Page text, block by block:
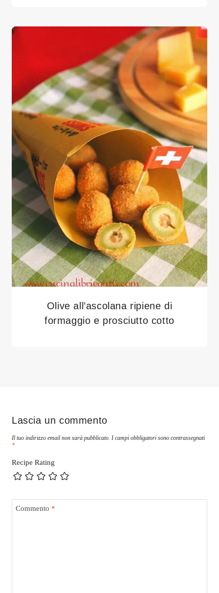
Olive all’ascolana ripiene di
formaggio e prosciutto cotto
Lascia un commento
Il tuo indirizzo email non sarà pubblicato. I campi obbligatori sono contrassegnati
*
Recipe Rating
Commento *